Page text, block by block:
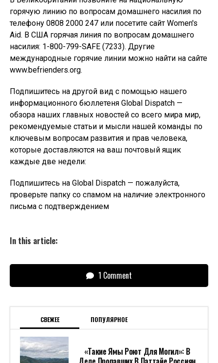
письма с подтверждением
In this article:
СВЕЖЕЕ ПОПУЛЯРНОЕ
«Такие Ямы Роют Для Могил»: В
Деле Пропавших В Паттайе Россиян
Подросток Пытался Спасти
Туристический Сервис Tutu И Netcoin
Поддержат Лучших Сотрудников
Российских Отелей
Курс Доллара. Прогноз На 10–14